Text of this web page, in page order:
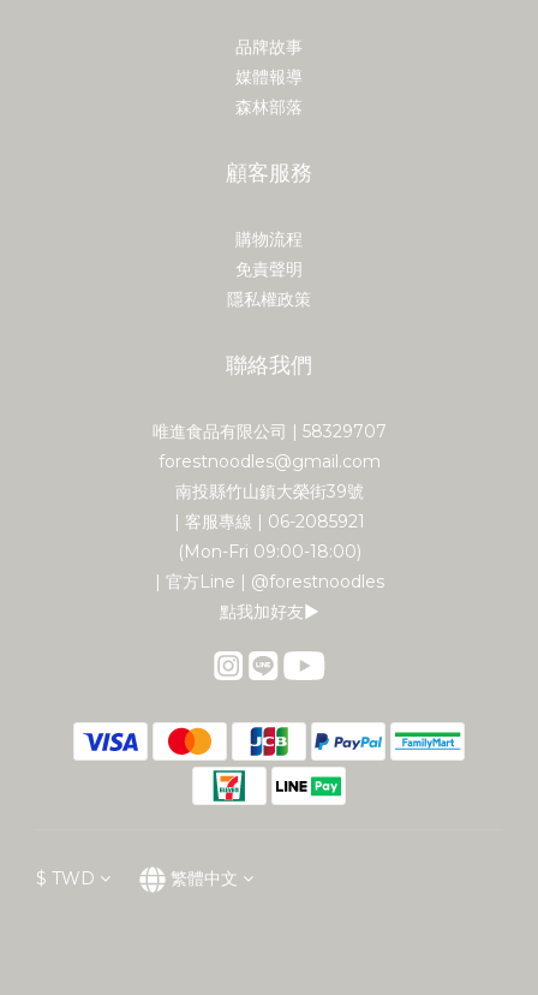
品牌故事
媒體報導
森林部落
顧客服務
購物流程
免責聲明
隱私權政策
聯絡我們
唯進食品有限公司 | 58329707
forestnoodles@gmail.com
南投縣竹山鎮大榮街39號
| 客服專線 | 06-2085921
(Mon-Fri 09:00-18:00)
| 官方Line | @forestnoodles
點我加好友▶︎
$ TWD 繁體中文